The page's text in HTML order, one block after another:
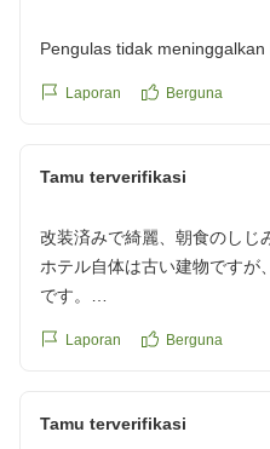
Pengulas tidak
Laporan Berguna
Tamu terverifikasi
改装済みで綺麗、朝食のしじ
ホテル自体は古い建物ですが
です。
ではなく別館の部屋だったの
朝食も美味しくて、とくに
Laporan Berguna
Tamu terverifikasi